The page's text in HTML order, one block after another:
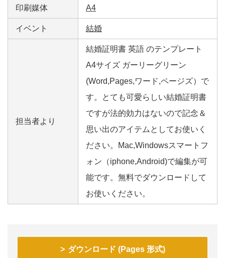
印刷媒体 A4
イベント 結婚
担当者より
結婚証明書 英語 のテンプレート
A4サイズ ガーリーグリーン
(Word,Pages,ワード,ページズ）で
す。とても可愛らしい結婚証明書
ですが法的効力はないので記念＆
思い出のアイテムとしてお使いく
ださい。Mac,Windowsスマートフ
ォン（iphone,Android)で編集が可
能です。無料でダウンロードして
お使いください。
ダウンロード (Pages 形式)